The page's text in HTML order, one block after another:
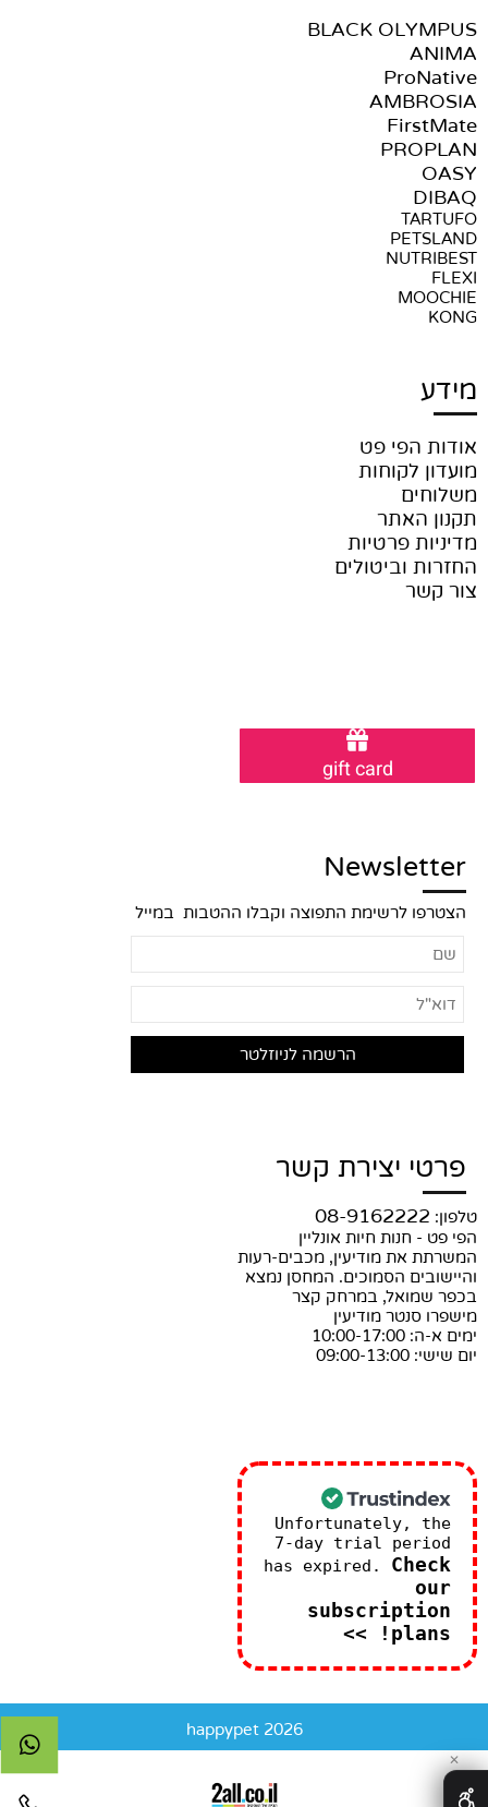
BLACK OLYMPUS
ANIMA
ProNative
AMBROSIA
FirstMate
PROPLAN
OASY
DIBAQ
TARTUFO
PETSLAND
NUTRIBEST
FLEXI
MOOCHIE
KONG
מידע
אודות הפי פט
מועדון לקוחות
משלוחים
תקנון האתר
מדיניות פרטיות
החזרות וביטולים
צור קשר
gift card
Newsletter
הצטרפו לרשימת התפוצה וקבלו ההטבות במייל
פרטי יצירת קשר
טלפון: 08-9162222
הפי פט - חנות חיות אונליין
המשרתת את מודיעין, מכבים-רעות
והיישובים הסמוכים. המחסן נמצא
בכפר שמואל, במרחק קצר
מישפרו סנטר מודיעין
ימים א-ה: 10:00-17:00
יום שישי: 09:00-13:00
Unfortunately, the
7-day trial period
has expired. Check
our
subscription
plans! >>
happypet 2026
✕